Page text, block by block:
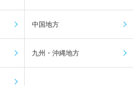
中国地方
九州・沖縄地方